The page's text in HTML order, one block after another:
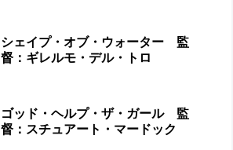
シェイプ・オブ・ウォーター 監
督：ギレルモ・デル・トロ
ゴッド・ヘルプ・ザ・ガール 監
督：スチュアート・マードック